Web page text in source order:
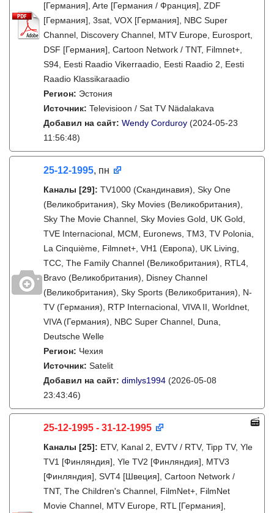
[Германия], Arte [Германия / Франция], ZDF
[Германия], 3sat, VOX [Германия], NBC Super
Channel, Discovery Channel, MTV Europe, Eurosport,
DSF [Германия], Cartoon Network / TNT, Filmnet+,
S94, Eesti Raadio Vikerraadio, Eesti Raadio 2, Eesti
Raadio Klassikaraadio
Регион: Эстония
Источник: Televisioon / Sat TV Nädalakava
Добавил на сайт: Wendy Corduroy (2024-05-23
11:56:48)
25-12-1995, пн
Каналы [29]: TV1000 (Скандинавия), Sky One
(Великобритания), Sky Movies (Великобритания),
Sky The Movie Channel, Sky Movies Gold, UK Gold,
TVE Internacional, MCM, Euronews, TM3, TV Polonia,
La Cinquième, Filmnet+, VH1 (Европа), UK Living,
TCC, The Family Channel (Великобритания), RTL4,
Bravo (Великобритания), Disney Channel
(Великобритания), Sky Sports (Великобритания), N-
TV (Германия), RTP Internacional, VIVA II, Worldnet,
VIVA (Германия), NBC Super Channel, Duna,
Deutsche Welle
Регион: Чехия
Источник: Satelit
Добавил на сайт: dimlys1994 (2026-05-08
23:43:46)
25-12-1995 - 31-12-1995
Каналы [25]: ETV, Kanal 2, EVTV / RTV, Tipp TV, Yle
TV1 [Финляндия], Yle TV2 [Финляндия], MTV3
[Финляндия], SVT4 [Швеция], Cartoon Network /
TNT, The Children's Channel, FilmNet+, FilmNet
Movie Channel, MTV Europe, RTL [Германия],